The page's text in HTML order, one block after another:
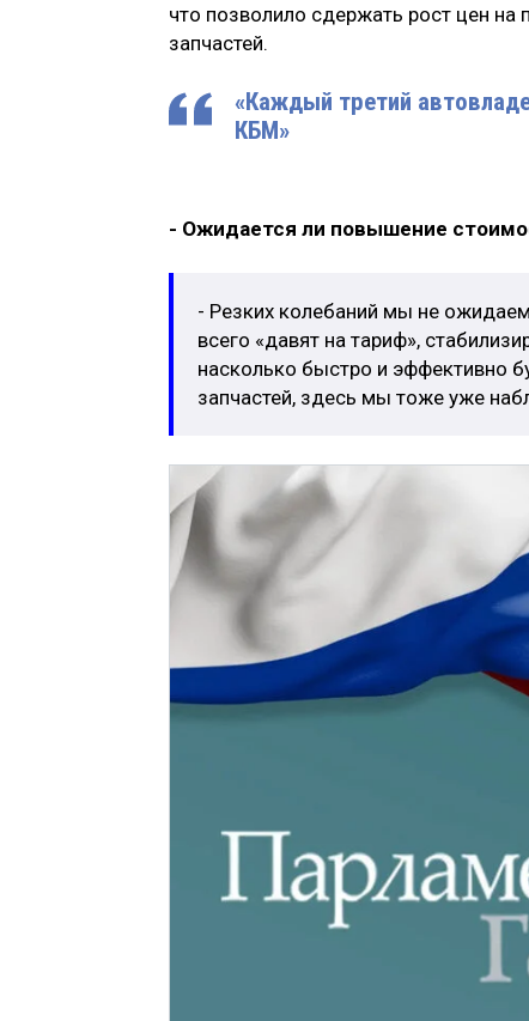
что позволило сдержать рост цен
запчастей.
«Каждый третий
КБМ»
- Ожидается ли повышение
- Резких колебаний мы не
всего «давят на тариф»,
насколько быстро и эффективно
запчастей, здесь мы тоже уже